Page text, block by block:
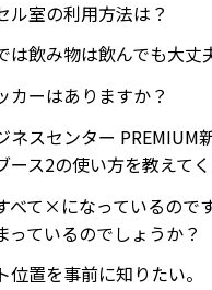
ル室の利用方法は？
は飲み物は飲んでも大丈
カーはありますか？
ネスセンター PREMIUM
ース2の使い方を教えてく
べて×になっているので
っているのでしょうか？
位置を事前に知りたい。